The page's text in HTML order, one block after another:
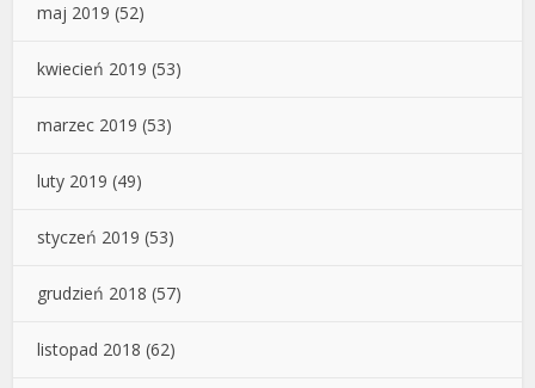
maj 2019 (52)
kwiecień 2019 (53)
marzec 2019 (53)
luty 2019 (49)
styczeń 2019 (53)
grudzień 2018 (57)
listopad 2018 (62)